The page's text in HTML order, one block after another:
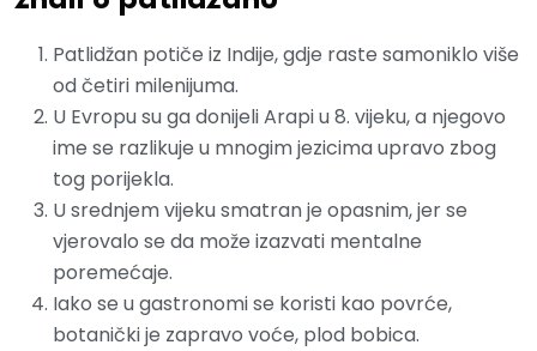
Patlidžan potiče iz Indije, gdje raste samoniklo više
od četiri milenijuma.
U Evropu su ga donijeli Arapi u 8. vijeku, a njegovo
ime se razlikuje u mnogim jezicima upravo zbog
tog porijekla.
U srednjem vijeku smatran je opasnim, jer se
vjerovalo se da može izazvati mentalne
poremećaje.
Iako se u gastronomi se koristi kao povrće,
botanički je zapravo voće, plod bobica.